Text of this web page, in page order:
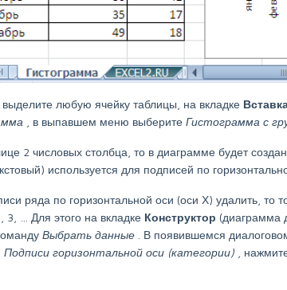
выделите любую ячейку таблицы, на вкладке
, в выпавшем меню выберите Гистограмма с
2 числовых столбца, то в диаграмме будет
используется для подписей по
ряда по горизонтальной оси (оси Х) удалить, то
3, … Для этого на вкладке Конструктор (диаграмма
Выбрать данные
. В появившемся
Подписи горизонтальной оси (категории)
,